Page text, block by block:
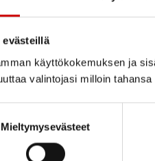
evästeillä
käyttökokemuksen ja
valintojasi milloin
Mieltymysevästeet